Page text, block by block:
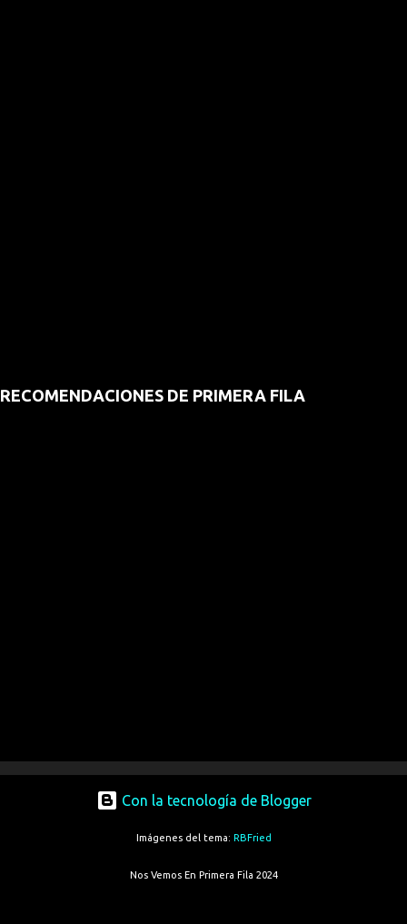
RECOMENDACIONES DE PRIMERA FILA
Con la tecnología de Blogger
Imágenes del tema: RBFried
Nos Vemos En Primera Fila 2024